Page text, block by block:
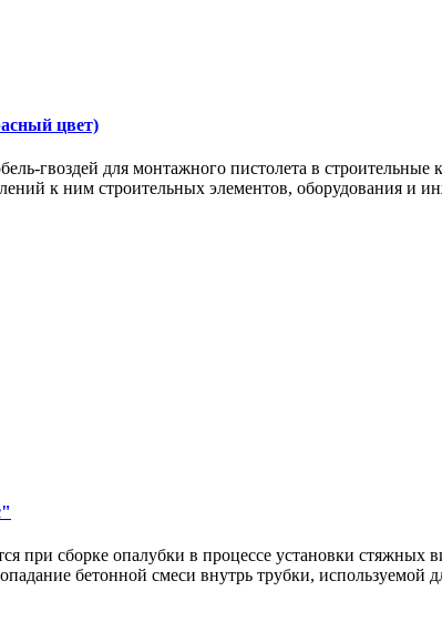
цвет)
гвоздей для монтажного пистолета в
к ним строительных элементов, оборудования и
при сборке опалубки в процессе установки
бетонной смеси внутрь трубки, используемой